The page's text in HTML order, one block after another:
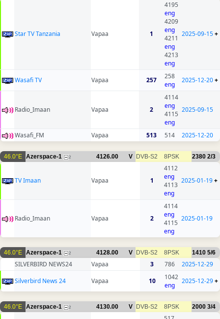
Star TV Tanzania Vapaa 1
4195
eng
4209
eng
4211
eng
4213
eng
2025-09-15+
Wasafi TV Vapaa 257
258
eng
2025-12-20+
Radio_Imaan Vapaa 2
4114
eng
4115
eng
2025-09-15
Wasafi_FM Vapaa 513 514 2025-12-20
46.0°E Azerspace-1 2 4126.00 V DVB-S2 8PSK 2380 2/3
TV Imaan Vapaa 1
4112
eng
4113
eng
2025-01-19+
Radio_Imaan Vapaa 2
4114
eng
4115
eng
2025-01-19
46.0°E Azerspace-1 2 4128.00 V DVB-S2 8PSK 1410 5/6
SILVERBIRD NEWS24 Vapaa 3 786
2025-12-29
Silverbird News 24
Vapaa 10
1042
eng
2025-12-29+
46.0°E Azerspace-1 2 4130.00 V DVB-S2 8PSK 2000 3/4